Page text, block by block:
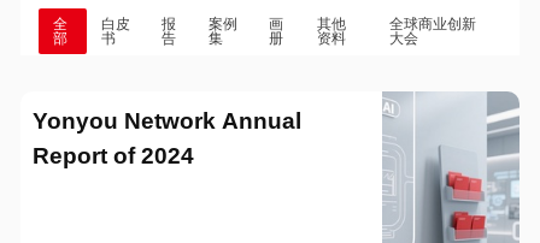
全
部
白皮
书
报
告
案例
集
画
册
其他
资料
全球商业创新
大会
Yonyou Network Annual
Report of 2024